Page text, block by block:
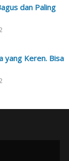
dan Paling
yang Keren. Bisa